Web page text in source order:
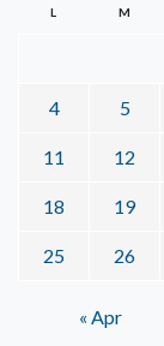
L M
4 5
11 12
18 19
25 26
« Apr